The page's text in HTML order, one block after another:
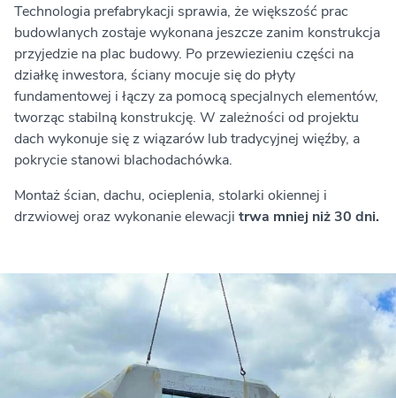
Technologia prefabrykacji sprawia, że większość prac
budowlanych zostaje wykonana jeszcze zanim konstrukcja
przyjedzie na plac budowy. Po przewiezieniu części na
działkę inwestora, ściany mocuje się do płyty
fundamentowej i łączy za pomocą specjalnych elementów,
tworząc stabilną konstrukcję. W zależności od projektu
dach wykonuje się z wiązarów lub tradycyjnej więźby, a
pokrycie stanowi blachodachówka.
Montaż ścian, dachu, ocieplenia, stolarki okiennej i
drzwiowej oraz wykonanie elewacji trwa mniej niż 30 dni.